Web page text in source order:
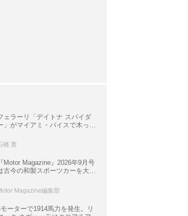
ェラーリ「デイトナ スパイダ
」がマイアミ・バイスで木っ端
」に化けた理由
橋 寛
『Motor Magazine』2026年9月号
古今の和製スポーツカーを大特
報も満載Magazine編集部
ーターで1914馬力を発生。リ